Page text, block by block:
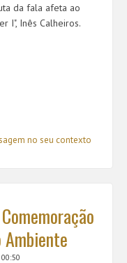
da fala afeta ao
I", Inês Calheiros.
no seu contexto